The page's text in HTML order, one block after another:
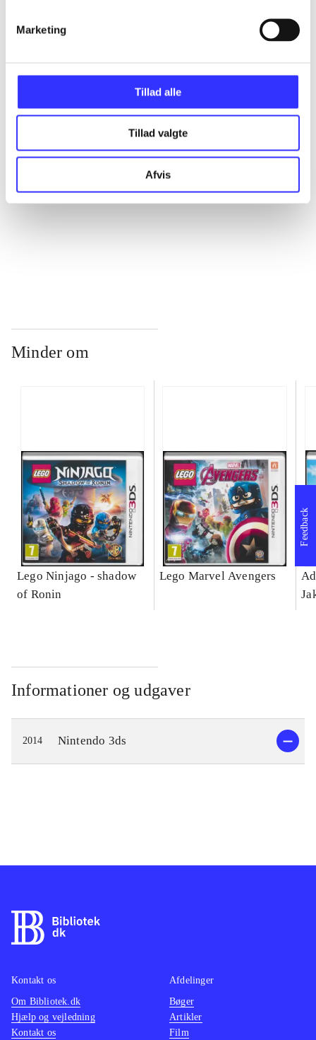
Marketing
Tillad alle
Tillad valgte
Afvis
...
...
Minder om
Lego Ninjago - shadow
of Ronin
Lego Marvel Avengers
Informationer og udgaver
2014 Nintendo 3ds
Feedback
Kontakt os
Om Bibliotek.dk
Hjælp og vejledning
Kontakt os
Afdelinger
Bøger
Artikler
Film